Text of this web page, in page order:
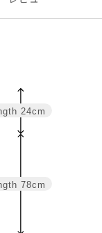
78cm
24cm